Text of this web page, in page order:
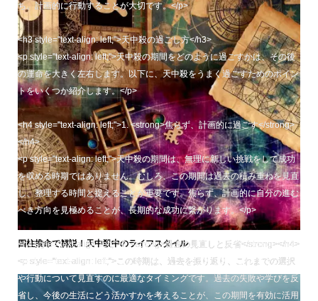
ち、計画的に行動することが大切です。</p>
<h3 style="text-align: left;">天中殺の過ごし方</h3>
<p style="text-align: left;">天中殺の期間をどのように過ごすかは、その後
の運命を大きく左右します。以下に、天中殺をうまく過ごすためのポイン
トをいくつか紹介します。</p>
<h4 style="text-align: left;">1. <strong>焦らず、計画的に過ごす</strong>
</h4>
<p style="text-align: left;">天中殺の期間は、無理に新しい挑戦をして成功
を収める時期ではありません。むしろ、この期間は過去の積み重ねを見直
し、整理する時間と捉えることが重要です。焦らず、計画的に自分の進む
べき方向を見極めることが、長期的な成功に繋がります。</p>
<h4 style="text-align: left;">2. <strong>過去の見直しと反省</strong></h4>
<p style="text-align: left;">この時期は、過去を振り返り、これまでの選択
や行動について見直すのに最適なタイミングです。過去の失敗や学びを反
省し、今後の生活にどう活かすかを考えることが、この期間を有効に活用
四柱推命で解説！天中殺中のライフスタイル